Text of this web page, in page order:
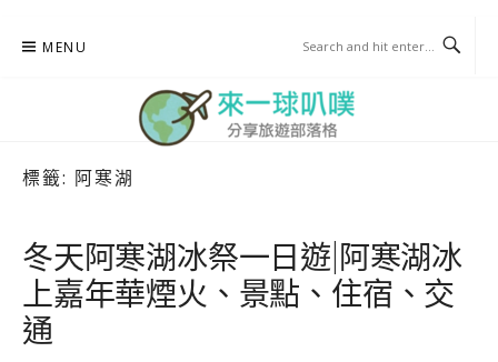
MENU
標籤: 阿寒湖
冬天阿寒湖冰祭一日遊|阿寒湖冰
上嘉年華煙火、景點、住宿、交
通